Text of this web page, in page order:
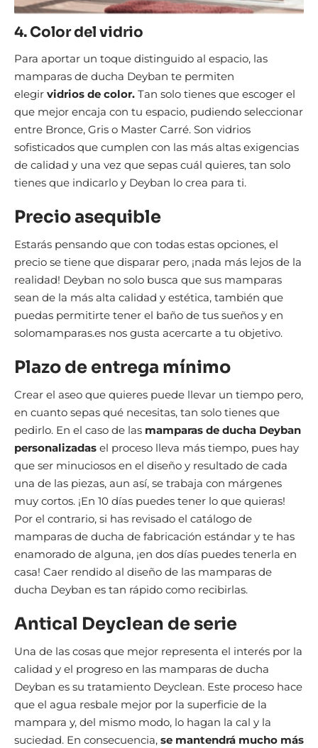
4. Color del vidrio
Para aportar un toque distinguido al espacio, las
mamparas de ducha Deyban te permiten
elegir vidrios de color. Tan solo tienes que escoger el
que mejor encaja con tu espacio, pudiendo seleccionar
entre Bronce, Gris o Master Carré. Son vidrios
sofisticados que cumplen con las más altas exigencias
de calidad y una vez que sepas cuál quieres, tan solo
tienes que indicarlo y Deyban lo crea para ti.
Precio asequible
Estarás pensando que con todas estas opciones, el
precio se tiene que disparar pero, ¡nada más lejos de la
realidad! Deyban no solo busca que sus mamparas
sean de la más alta calidad y estética, también que
puedas permitirte tener el baño de tus sueños y en
solomamparas.es nos gusta acercarte a tu objetivo.
Plazo de entrega mínimo
Crear el aseo que quieres puede llevar un tiempo pero,
en cuanto sepas qué necesitas, tan solo tienes que
pedirlo. En el caso de las mamparas de ducha Deyban
personalizadas el proceso lleva más tiempo, pues hay
que ser minuciosos en el diseño y resultado de cada
una de las piezas, aun así, se trabaja con márgenes
muy cortos. ¡En 10 días puedes tener lo que quieras!
Por el contrario, si has revisado el catálogo de
mamparas de ducha de fabricación estándar y te has
enamorado de alguna, ¡en dos días puedes tenerla en
casa! Caer rendido al diseño de las mamparas de
ducha Deyban es tan rápido como recibirlas.
Antical Deyclean de serie
Una de las cosas que mejor representa el interés por la
calidad y el progreso en las mamparas de ducha
Deyban es su tratamiento Deyclean. Este proceso hace
que el agua resbale mejor por la superficie de la
mampara y, del mismo modo, lo hagan la cal y la
suciedad. En consecuencia, se mantendrá mucho más